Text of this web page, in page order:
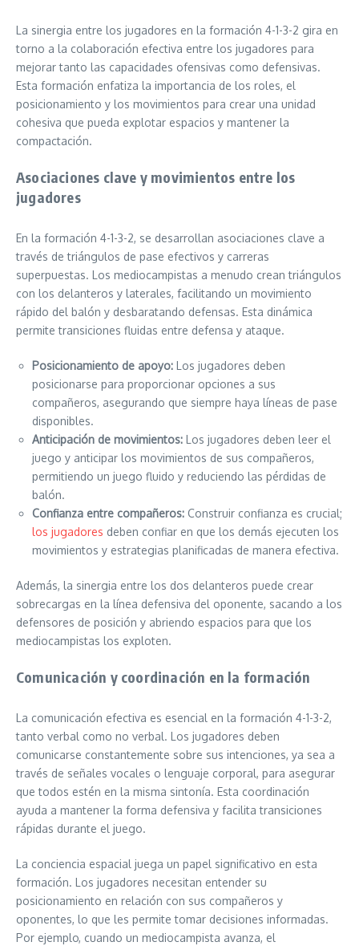
La sinergia entre los jugadores en la formación 4-1-3-2 gira en
torno a la colaboración efectiva entre los jugadores para
mejorar tanto las capacidades ofensivas como defensivas.
Esta formación enfatiza la importancia de los roles, el
posicionamiento y los movimientos para crear una unidad
cohesiva que pueda explotar espacios y mantener la
compactación.
Asociaciones clave y movimientos entre los
jugadores
En la formación 4-1-3-2, se desarrollan asociaciones clave a
través de triángulos de pase efectivos y carreras
superpuestas. Los mediocampistas a menudo crean triángulos
con los delanteros y laterales, facilitando un movimiento
rápido del balón y desbaratando defensas. Esta dinámica
permite transiciones fluidas entre defensa y ataque.
Posicionamiento de apoyo: Los jugadores deben
posicionarse para proporcionar opciones a sus
compañeros, asegurando que siempre haya líneas de pase
disponibles.
Anticipación de movimientos: Los jugadores deben leer el
juego y anticipar los movimientos de sus compañeros,
permitiendo un juego fluido y reduciendo las pérdidas de
balón.
Confianza entre compañeros: Construir confianza es crucial;
los jugadores deben confiar en que los demás ejecuten los
movimientos y estrategias planificadas de manera efectiva.
Además, la sinergia entre los dos delanteros puede crear
sobrecargas en la línea defensiva del oponente, sacando a los
defensores de posición y abriendo espacios para que los
mediocampistas los exploten.
Comunicación y coordinación en la formación
La comunicación efectiva es esencial en la formación 4-1-3-2,
tanto verbal como no verbal. Los jugadores deben
comunicarse constantemente sobre sus intenciones, ya sea a
través de señales vocales o lenguaje corporal, para asegurar
que todos estén en la misma sintonía. Esta coordinación
ayuda a mantener la forma defensiva y facilita transiciones
rápidas durante el juego.
La conciencia espacial juega un papel significativo en esta
formación. Los jugadores necesitan entender su
posicionamiento en relación con sus compañeros y
oponentes, lo que les permite tomar decisiones informadas.
Por ejemplo, cuando un mediocampista avanza, el